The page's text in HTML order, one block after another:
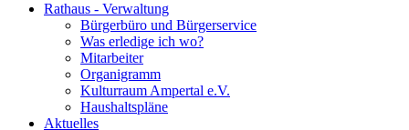
Rathaus - Verwaltung
Bürgerbüro und Bürgerservice
Was erledige ich wo?
Mitarbeiter
Organigramm
Kulturraum Ampertal e.V.
Haushaltspläne
Aktuelles